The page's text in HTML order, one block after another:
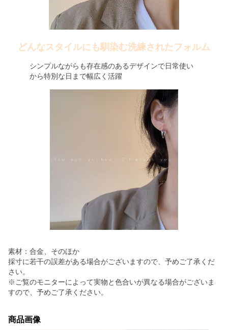
どんなスタイルにも馴染む洗練されたフォルム
シンプルながらも存在感のあるデザインで日常使い
から特別な日まで幅広く活躍
素材：合金、そのほか
採寸に若干の誤差がある場合がございますので、予めご了承くだ
さい。
※ご覧のモニターによって実物と色合いが異なる場合がございま
すので、予めご了承ください。
商品画像